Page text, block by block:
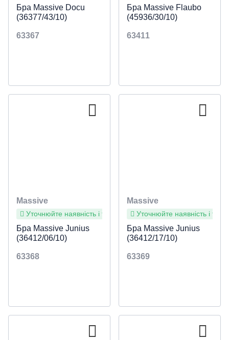
Бра Massive Docu
(36377/43/10)
63367
Бра Massive Flaubo
(45936/30/10)
63411
Massive
Уточнюйте наявність і терміни
Бра Massive Junius
(36412/06/10)
63368
Massive
Уточнюйте наявність і
Бра Massive Junius
(36412/17/10)
63369